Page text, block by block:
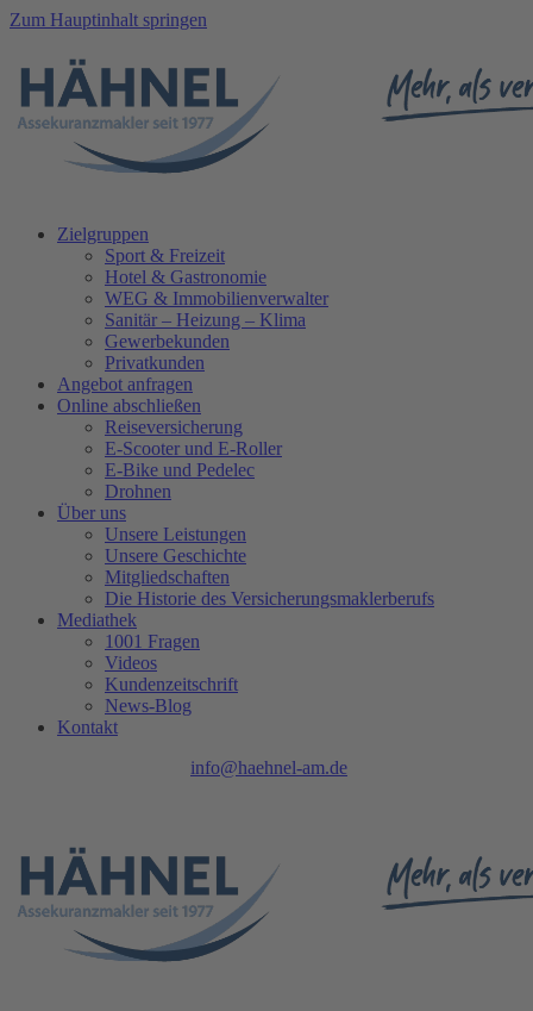
Zum Hauptinhalt springen
Zielgruppen
Sport & Freizeit
Hotel & Gastronomie
WEG & Immobilienverwalter
Sanitär – Heizung – Klima
Gewerbekunden
Privatkunden
Angebot anfragen
Online abschließen
Reiseversicherung
E-Scooter und E-Roller
E-Bike und Pedelec
Drohnen
Über uns
Unsere Leistungen
Unsere Geschichte
Mitgliedschaften
Die Historie des Versicherungsmaklerberufs
Mediathek
1001 Fragen
Videos
Kundenzeitschrift
News-Blog
Kontakt
info@haehnel-am.de